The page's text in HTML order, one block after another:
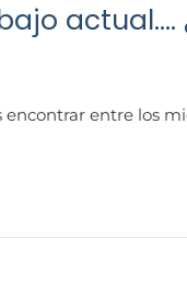
actual….
entre los